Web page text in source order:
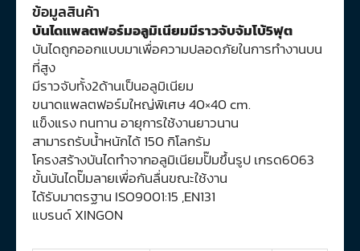
ข้อมูลสินค้า
บันไดแพลตฟอร์มอลูมิเนียมมีราวจับจัมโบ้5ฟุต
บันไดถูกออกแบบมาเพื่อความปลอดภัยในการทำงานบน
ที่สูง
มีราวจับทั้ง2ด้านเป็นอลูมิเนียม
ขนาดแพลตฟอร์มใหญ่พิเศษ 40×40 cm.
แข็งแรง ทนทาน อายุการใช้งานยาวนาน
สามารถรับน้ำหนักได้ 150 กิโลกรัม
โครงสร้างบันไดทำจากอลูมิเนียมปั๊มขึ้นรูป เกรด6063
ขั้นบันไดปั๊มลายเพื่อกันลื่นขณะใช้งาน
ได้รับมาตรฐาน ISO9001:15 ,EN131
แบรนด์ XINGON